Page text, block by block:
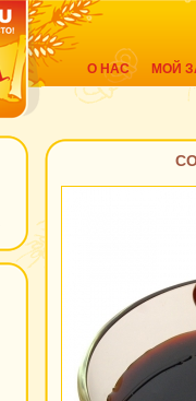
О НАС МОЙ